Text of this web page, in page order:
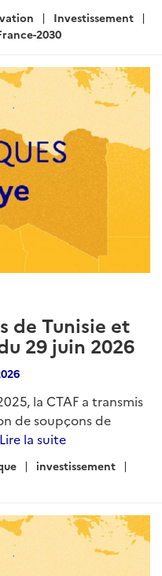
Investissement
2030
de Tunisie et
29 juin 2026
la CTAF a transmis
de soupçons de
Lire la suite
investissement